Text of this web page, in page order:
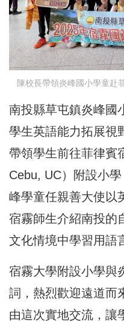
陳校長帶領炎峰國小學童赴
南投縣草屯鎮炎峰國
學生英語能力拓展視
帶領學生前往菲律賓
Cebu, UC）附設小
峰學童任親善大使以
宿霧師生介紹南投的
文化情境中學習用語
宿霧大學附設小學與
詞，熱烈歡迎遠道而
由這次實地交流，讓